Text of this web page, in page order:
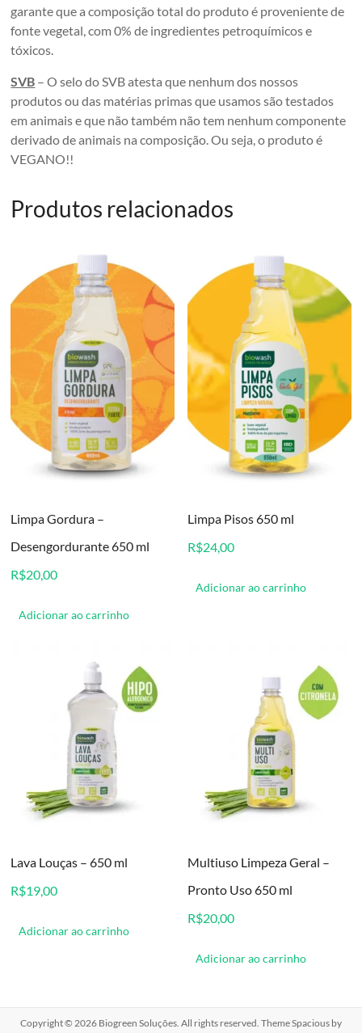
garante que a composição total do produto é proveniente de
fonte vegetal, com 0% de ingredientes petroquímicos e
tóxicos.
SVB – O selo do SVB atesta que nenhum dos nossos
produtos ou das matérias primas que usamos são testados
em animais e que não também não tem nenhum componente
derivado de animais na composição. Ou seja, o produto é
VEGANO!!
Produtos relacionados
Limpa Gordura –
Desengordurante 650 ml
R$20,00
Adicionar ao carrinho
Limpa Pisos 650 ml
R$24,00
Adicionar ao carrinho
Lava Louças – 650 ml
R$19,00
Adicionar ao carrinho
Multiuso Limpeza Geral –
Pronto Uso 650 ml
R$20,00
Adicionar ao carrinho
Copyright © 2026 Biogreen Soluções. All rights reserved. ThemeSpaciousby